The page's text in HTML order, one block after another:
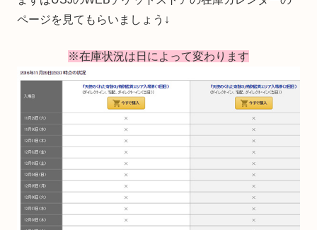
ページを見てもらいましょう↓
※在庫状況は日によって変わります